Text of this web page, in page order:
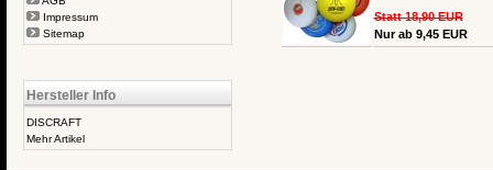
Impressum
Sitemap
Hersteller Info
DISCRAFT
Mehr Artikel
Statt 18,90 EUR
Nur ab 9,45 EUR